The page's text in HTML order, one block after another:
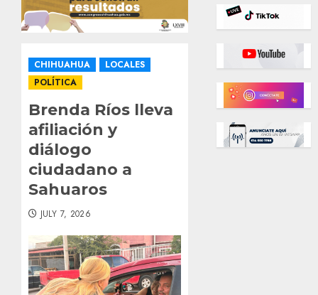
CHIHUAHUA
LOCALES
POLÍTICA
Brenda Ríos lleva
afiliación y
diálogo
ciudadano a
Sahuaros
JULY 7, 2026